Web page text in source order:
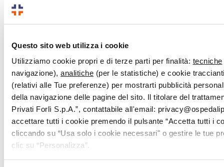
Questo sito web utilizza i cookie
Utilizziamo cookie propri e di terze parti per finalità: tecniche
navigazione), analitiche (per le statistiche) e cookie
(relativi alle Tue preferenze) per mostrarti pubblicità
della navigazione delle pagine del sito. Il titolare del
Privati Forlì S.p.A.”, contattabile all'email:
accettare tutti i cookie premendo il pulsante “Accetta tutti i
cliccando su “Usa solo i cookie necessari" o gestire le tue
clic su “Personalizza”.